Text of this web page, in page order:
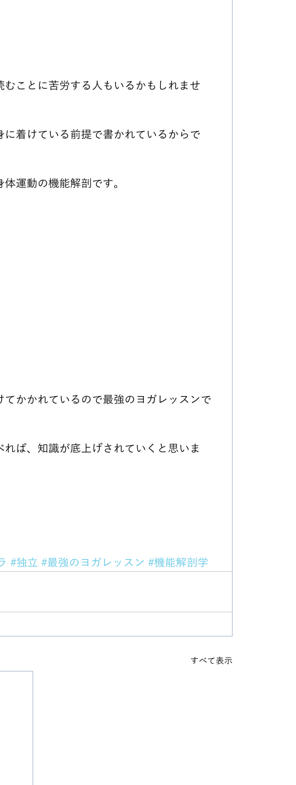
ことに苦労する人もいるかもしれませ
着けている前提で書かれているからで
運動の機能解剖です。
てかかれているので最強のヨガレッスンで
ば、知識が底上げされていくと思いま
#独立 #最強のヨガレッスン #機能解剖学
すべて表示